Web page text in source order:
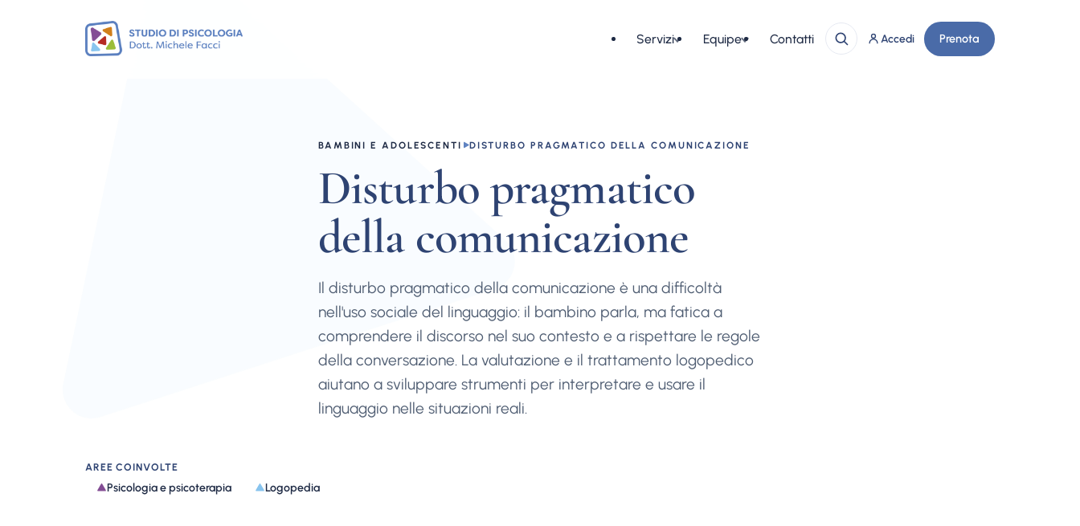
Servizi Equipe Contatti Accedi Prenota
BAMBINI E ADOLESCENTI DISTURBO PRAGMATICO DELLA COMUNICAZIONE
Disturbo pragmatico
della comunicazione
Il disturbo pragmatico della comunicazione è una difficoltà
nell'uso sociale del linguaggio: il bambino parla, ma fatica a
comprendere il discorso nel suo contesto e a rispettare le regole
della conversazione. La valutazione e il trattamento logopedico
aiutano a sviluppare strumenti per interpretare e usare il
linguaggio nelle situazioni reali.
AREE COINVOLTE
Psicologia e psicoterapia Logopedia